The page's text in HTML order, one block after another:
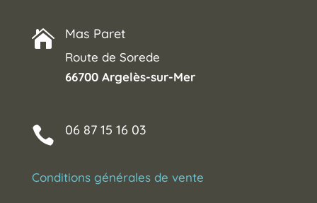
 Mas Paret
Route de Sorede
66700 Argelès-sur-Mer
 06 87 15 16 03
Conditions générales de vente